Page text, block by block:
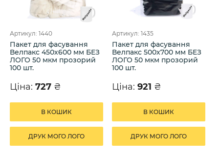
Артикул: 1440
Пакет для фасування
Велпакс 450х600 мм БЕЗ
ЛОГО 50 мкм прозорий
100 шт.
Ціна: 727 ₴
В КОШИК
ДРУК МОГО ЛОГО
Артикул: 1435
Пакет для фасування
Велпакс 500х700 мм БЕЗ
ЛОГО 50 мкм прозорий
100 шт.
Ціна: 921 ₴
В КОШИК
ДРУК МОГО ЛОГО